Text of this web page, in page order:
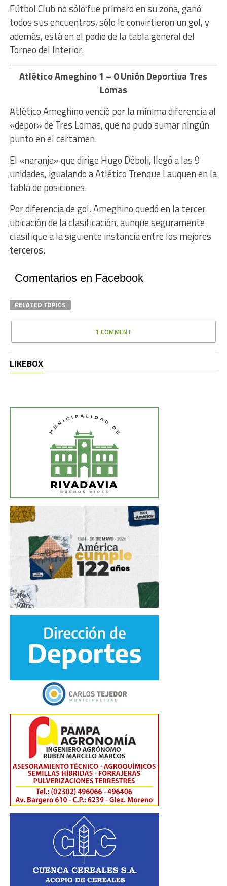
Fútbol Club no sólo fue primero en su zona, ganó
todos sus encuentros, sólo le convirtieron un gol, y
además, está en el podio de la tabla general del
Torneo del Interior.
Atlético Ameghino 1 – 0 Unión Deportiva Tres
Lomas
Atlético Ameghino venció por la mínima diferencia al
«depor» de Tres Lomas, que no pudo sumar ningún
punto en el certamen.
El «naranja» que dirige Hugo Déboli, llegó a las 9
unidades, igualando a Atlético Trenque Lauquen en la
tabla de posiciones.
Por diferencia de gol, Ameghino quedó en la tercer
ubicación de la clasificación, aunque seguramente
clasifique a la siguiente instancia entre los mejores
terceros.
Comentarios en Facebook
RELATED TOPICS
1 COMMENT
LIKEBOX